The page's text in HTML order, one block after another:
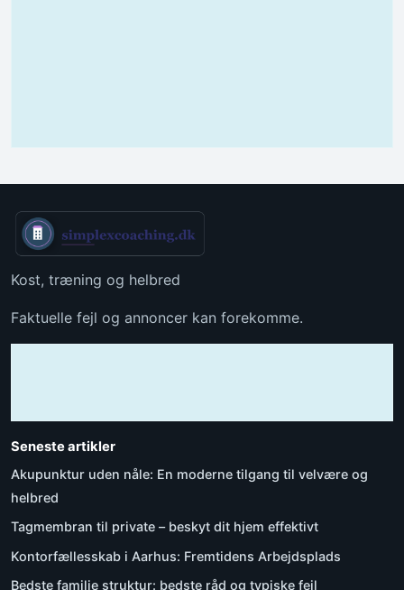
Kost, træning og helbred
Faktuelle fejl og annoncer kan forekomme.
Seneste artikler
Akupunktur uden nåle: En moderne tilgang til velvære og
helbred
Tagmembran til private – beskyt dit hjem effektivt
Kontorfællesskab i Aarhus: Fremtidens Arbejdsplads
Bedste familie struktur: bedste råd og typiske fejl